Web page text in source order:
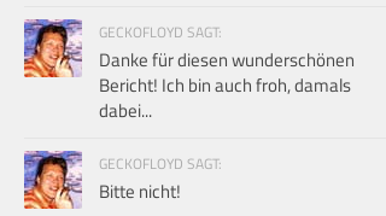
GECKOFLOYD SAGT:
Danke für diesen wunderschönen
Bericht! Ich bin auch froh, damals
dabei...
GECKOFLOYD SAGT:
Bitte nicht!